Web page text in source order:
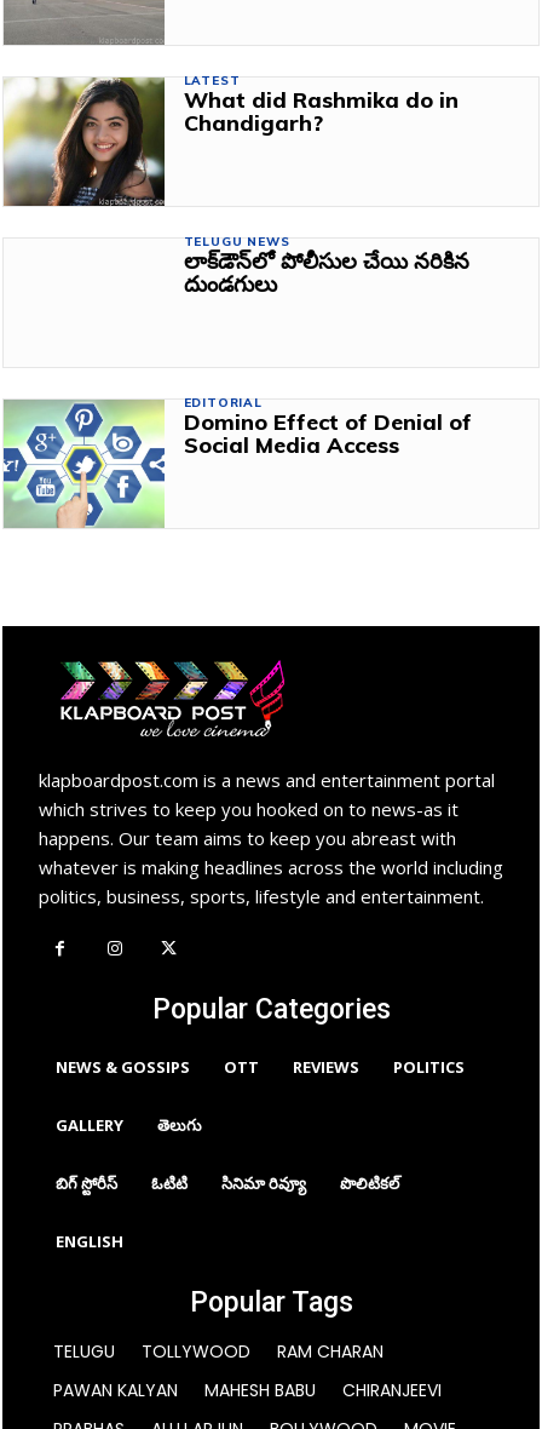
LATEST
What did Rashmika do in
Chandigarh?
TELUGU NEWS
లాక్‌డౌన్‌లో పోలీసుల చేయి నరికిన
దుండగులు
EDITORIAL
Domino Effect of Denial of
Social Media Access
klapboardpost.com is a news and entertainment portal
which strives to keep you hooked on to news-as it
happens. Our team aims to keep you abreast with
whatever is making headlines across the world including
politics, business, sports, lifestyle and entertainment.
Popular Categories
NEWS & GOSSIPS OTT REVIEWS POLITICS
GALLERY తెలుగు
బిగ్ స్టోరీస్ ఓటిటి సినిమా రివ్యూ పొలిటికల్
ENGLISH
Popular Tags
TELUGU TOLLYWOOD
RAM CHARAN
PAWAN KALYAN
MAHESH BABU
CHIRANJEEVI